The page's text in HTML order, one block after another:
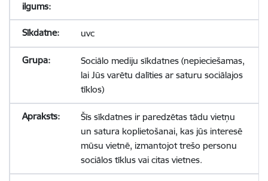
uvc
Sociālo mediju sīkdatnes (nepieciešamas,
lai Jūs varētu dalīties ar saturu sociālajos
tīklos)
Šīs sīkdatnes ir paredzētas tādu vietņu
un satura koplietošanai, kas jūs interesē
mūsu vietnē, izmantojot trešo personu
sociālos tīklus vai citas vietnes.